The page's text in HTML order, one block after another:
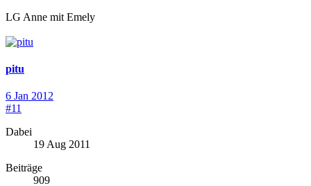
LG Anne mit Emely
pitu
6 Jan 2012
#11
Dabei
19 Aug 2011
Beiträge
909